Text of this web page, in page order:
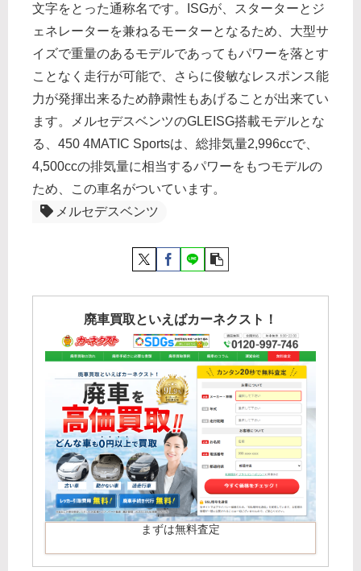
文字をとった通称名です。ISGが、スターターとジ
ェネレーターを兼ねるモーターとなるため、大型サ
イズで重量のあるモデルであってもパワーを落とす
ことなく走行が可能で、さらに俊敏なレスポンス能
力が発揮出来るため静粛性もあげることが出来てい
ます。メルセデスベンツのGLEISG搭載モデルとな
る、450 4MATIC Sportsは、総排気量2,996ccで、
4,500ccの排気量に相当するパワーをもつモデルの
ため、この車名がついています。
メルセデスベンツ
廃車買取といえばカーネクスト！
まずは無料査定